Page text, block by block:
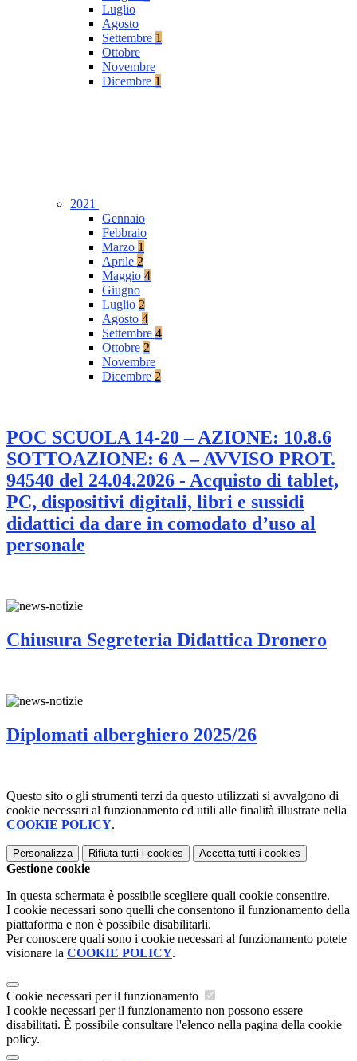
Luglio
Agosto
Settembre 1
Ottobre
Novembre
Dicembre 1
2021
Gennaio
Febbraio
Marzo 1
Aprile 2
Maggio 4
Giugno
Luglio 2
Agosto 4
Settembre 4
Ottobre 2
Novembre
Dicembre 2
POC SCUOLA 14-20 – AZIONE: 10.8.6
SOTTOAZIONE: 6 A – AVVISO PROT.
94540 del 24.04.2026 - Acquisto di tablet,
PC, dispositivi digitali, libri e sussidi
didattici da dare in comodato d’uso al
personale
Chiusura Segreteria Didattica Dronero
Diplomati alberghiero 2025/26
Questo sito o gli strumenti terzi da questo utilizzati si avvalgono di
cookie necessari al funzionamento ed utili alle finalità illustrate nella
COOKIE POLICY.
Personalizza Rifiuta tutti i cookies Accetta tutti i cookies
Gestione cookie
In questa schermata è possibile scegliere quali cookie consentire.
I cookie necessari sono quelli che consentono il funzionamento della
piattaforma e non è possibile disabilitarli.
Per conoscere quali sono i cookie necessari al funzionamento potete
visionare la COOKIE POLICY.
Cookie necessari per il funzionamento
I cookie necessari per il funzionamento non possono essere
disabilitati. È possibile consultare l'elenco nella pagina della cookie
policy.